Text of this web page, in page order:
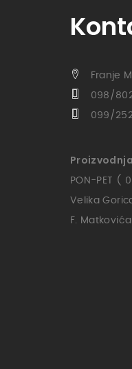
Franje
098/
099/
PON-PET (
Velika
F. Matkovića